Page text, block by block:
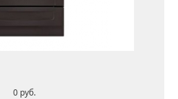
0 pуб.